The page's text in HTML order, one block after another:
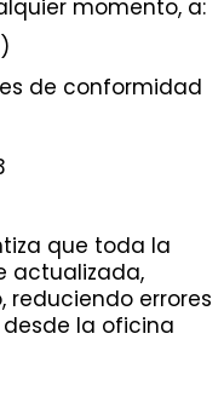
momento, a:
de conformidad
que toda la
actualizada,
errores
la oficina